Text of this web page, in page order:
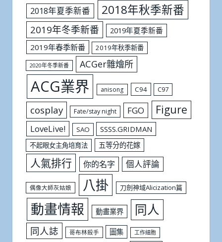
2018年夏季新番 2018年秋季新番
2019年冬季新番
2019年夏季新番
2019年春季新番
2019年秋季新番
2020年冬季新番 ACGer雜燴所
ACG業界 anisong C94 C97
cosplay Fate/stay night FGO Figure
LoveLive! SAO SSSS.GRIDMAN
不起眼女主角培育法 五等分的花嫁
人氣排行 你的名字 個人評論
偶像大師灰姑娘 八掛 刀劍神域Alicization篇
動畫情報 動畫業界 同人
同人誌 哥布林殺手 圖集 工作細胞